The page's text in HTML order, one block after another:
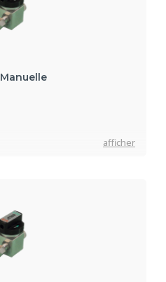
afficher